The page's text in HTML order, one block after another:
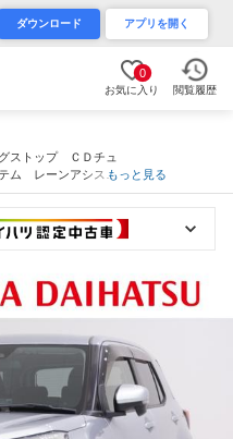
ダウンロード アプリを開く
0
お気に入り 閲覧履歴
ストップ ＣＤチュ
ム レーンアシス
デオプラス（岡山
もっと見る